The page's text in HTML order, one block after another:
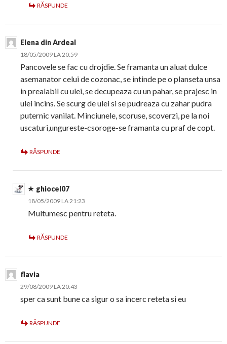
RĂSPUNDE
Elena din Ardeal
18/05/2009 LA 20:59
Pancovele se fac cu drojdie. Se framanta un aluat dulce
asemanator celui de cozonac, se intinde pe o planseta unsa
in prealabil cu ulei, se decupeaza cu un pahar, se prajesc in
ulei incins. Se scurg de ulei si se pudreaza cu zahar pudra
puternic vanilat. Minciunele, scoruse, scoverzi, pe la noi
uscaturi,ungureste-csoroge-se framanta cu praf de copt.
RĂSPUNDE
ghiocel07
18/05/2009 LA 21:23
Multumesc pentru reteta.
RĂSPUNDE
flavia
29/08/2009 LA 20:43
sper ca sunt bune ca sigur o sa incerc reteta si eu
RĂSPUNDE